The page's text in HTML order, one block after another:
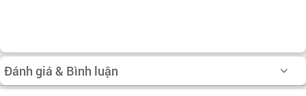
Đánh giá & Bình luận